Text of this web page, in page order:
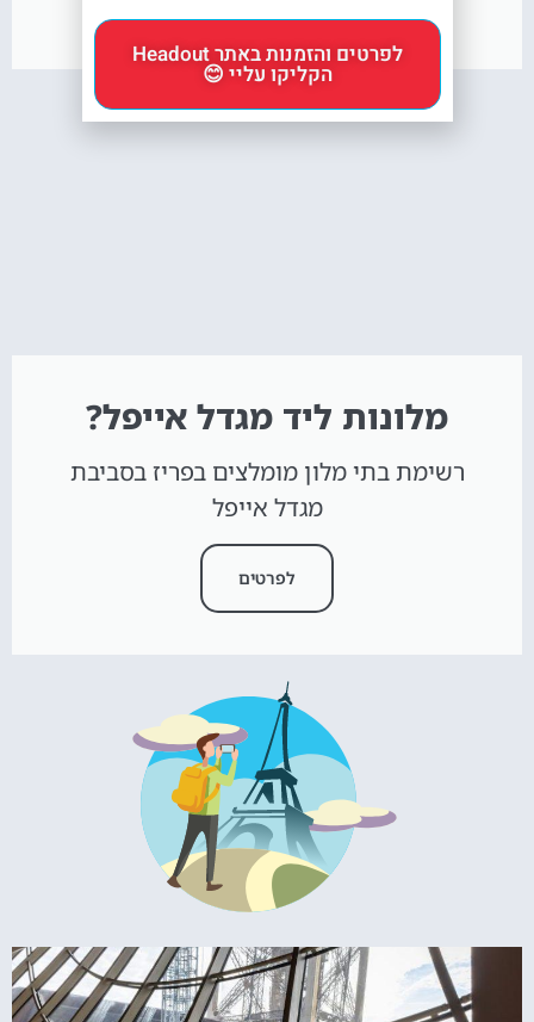
מלונות ליד מגדל אייפל?
רשימת בתי מלון מומלצים בפריז בסביבת
מגדל אייפל
לפרטים
לפרטים והזמנות באתר Headout
הקליקו עליי 😊